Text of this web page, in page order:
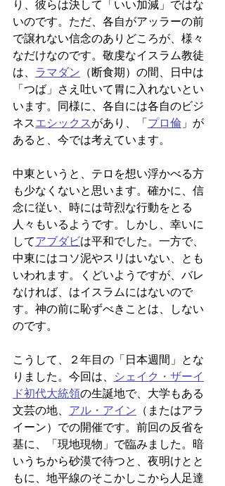
り、彼らは決して「いい加減」ではな
いのです。ただ、各自がアッラーの前
で譲れない信念のありどころが、様々
なだけなのです。敬虔なイスラム教徒
は、 ラマダン （断食期）の間、日中は
「つば」さえ吐いて胃に入れないとい
います。同様に、各自には各自のビジ
ネスエシックスがあり、「プロ倫 」が
あると、今では考えています。
中東というと、テロを想い浮かべる方
も少なくないと思います。確かに、信
念に従い、時には苛烈な行動をとる
人々もいるようです。しかし、幸いに
してアブダビは平和でした。一方で、
中東にはコソ泥やスリはいない、とも
いわれます。くどいようですが、バレ
なければ、はイスラムにはないので
す。神の前に恥ずべきことは、しない
のです。
こうして、２年目の「日本週間」とな
りました。今回は、 シェイク・ザーイ
ド初代大統領の生誕地で、大学もある
文芸の地、 アル・アイン （またはアラ
イーン）での開催です。前回の反省を
基に、「現地現物」で臨みました。暗
いうちから砂漠で待つと、夜明けとと
もに、地平線のそこかしこから人足達